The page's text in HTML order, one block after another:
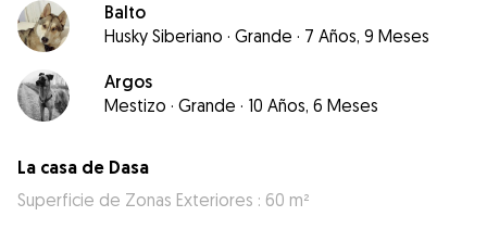
Balto
Husky Siberiano · Grande · 7 Años, 9 Meses
Argos
Mestizo · Grande · 10 Años, 6 Meses
La casa de Dasa
Superficie de Zonas Exteriores : 60 m²